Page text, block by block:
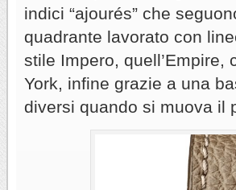
indici “ajourés” che
quadrante lavorato con
stile Impero, quell’Empire,
York, infine grazie a una
diversi quando si muova il